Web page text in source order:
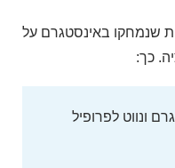
שנמחקו באינסטגרם על
כך:
ונווט לפרופיל